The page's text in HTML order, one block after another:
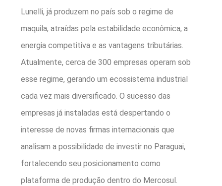
Lunelli, já produzem no país sob o regime de
maquila, atraídas pela estabilidade econômica, a
energia competitiva e as vantagens tributárias.
Atualmente, cerca de 300 empresas operam sob
esse regime, gerando um ecossistema industrial
cada vez mais diversificado. O sucesso das
empresas já instaladas está despertando o
interesse de novas firmas internacionais que
analisam a possibilidade de investir no Paraguai,
fortalecendo seu posicionamento como
plataforma de produção dentro do Mercosul.